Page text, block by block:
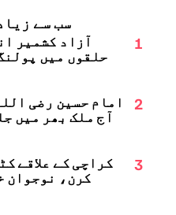
سب سے
1
آزاد کشمیر
حلقوں میں
2
امام حسین رضی
آج ملک بھر میں
3
کراچی کے علاقے
کرن، نوجوان